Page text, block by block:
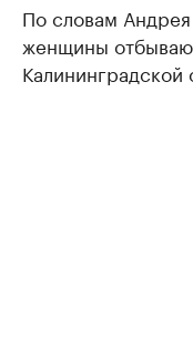
По словам
женщины
Калининградской